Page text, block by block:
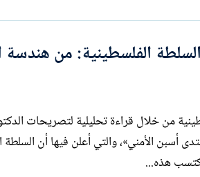
الفلسطينية: من هندسة
الفلسطينية من خلال قراءة تحليلية لتصريحات
الأمني»، والتي أعلن فيها أن السلطة
هذه...